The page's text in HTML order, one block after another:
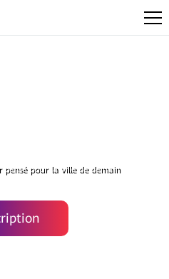
pensé pour la ville de demain